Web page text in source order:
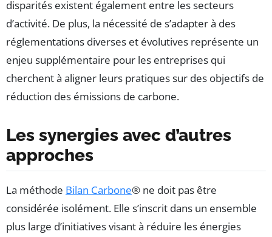
disparités existent également entre les secteurs
d’activité. De plus, la nécessité de s’adapter à des
réglementations diverses et évolutives représente un
enjeu supplémentaire pour les entreprises qui
cherchent à aligner leurs pratiques sur des objectifs de
réduction des émissions de carbone.
Les synergies avec d’autres
approches
La méthode Bilan Carbone® ne doit pas être
considérée isolément. Elle s’inscrit dans un ensemble
plus large d’initiatives visant à réduire les énergies